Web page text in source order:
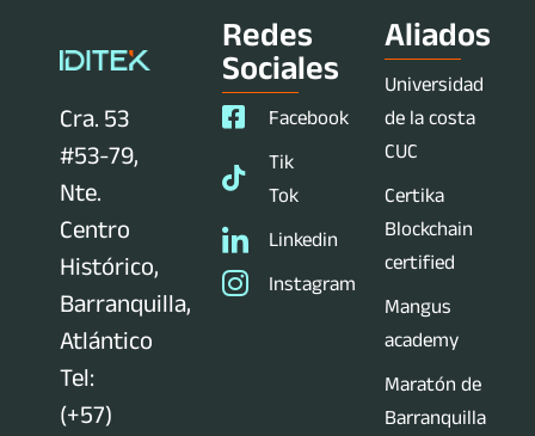
Cra. 53
#53-79,
Nte.
Centro
Histórico,
Barranquilla,
Atlántico
Tel:
(+57)
Redes
Sociales
Facebook
Tik
Tok
Linkedin
Instagram
Aliados
Universidad
de la costa
CUC
Certika
Blockchain
certified
Mangus
academy
Maratón de
Barranquilla